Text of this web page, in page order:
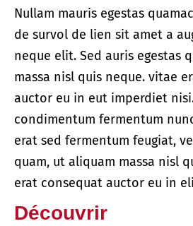
Nullam mauris egestas
de survol de lien sit amet a
neque elit. Sed auris egestas
massa nisl quis neque. vitae
auctor eu in eut imperdiet
condimentum fermentum
erat sed fermentum feugiat,
quam, ut aliquam massa nisl
erat consequat auctor eu in
Découvrir